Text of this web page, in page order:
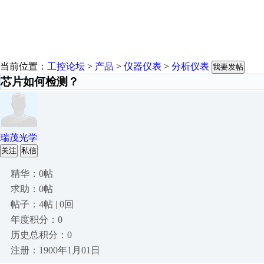
当前位置： 工控论坛 > 产品 > 仪器仪表 > 分析仪表 我要发帖
芯片如何检测？
瑞茂光学
关注 私信
精华：0帖
求助：0帖
帖子：4帖 | 0回
年度积分：0
历史总积分：0
注册：1900年1月01日